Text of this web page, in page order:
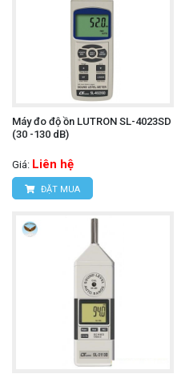
Máy đo độ ồn LUTRON SL-4023SD
(30 -130 dB)
Giá: Liên hệ
ĐẶT MUA